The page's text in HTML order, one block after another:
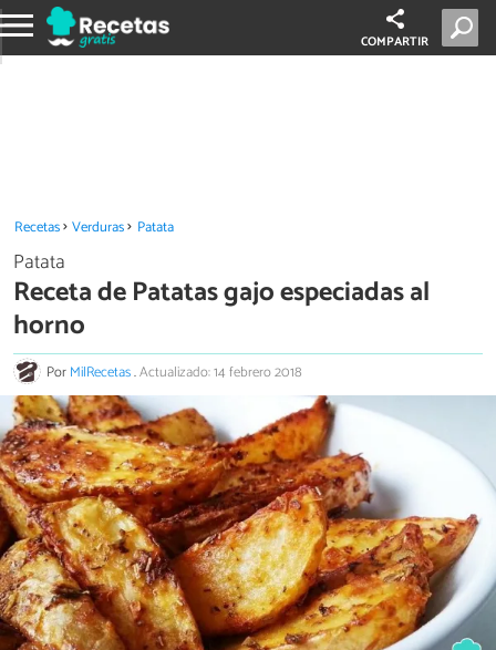
COMPARTIR
Recetas Verduras Patata
Patata
Receta de Patatas gajo especiadas al
horno
PorMilRecetas.Actualizado: 14 febrero 2018